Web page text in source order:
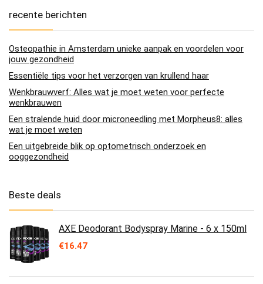
recente berichten
Osteopathie in Amsterdam unieke aanpak en voordelen voor
jouw gezondheid
Essentiële tips voor het verzorgen van krullend haar
Wenkbrauwverf: Alles wat je moet weten voor perfecte
wenkbrauwen
Een stralende huid door microneedling met Morpheus8: alles
wat je moet weten
Een uitgebreide blik op optometrisch onderzoek en
ooggezondheid
Beste deals
AXE Deodorant Bodyspray Marine - 6 x 150ml
€16.47